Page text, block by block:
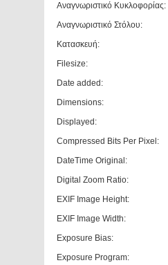
Αναγνωριστικό Κυκλοφορίας:
Αναγνωριστικό Στόλου:
Κατασκευή:
Filesize:
Date added:
Dimensions:
Displayed:
Compressed Bits Per Pixel:
DateTime Original:
Digital Zoom Ratio:
EXIF Image Height:
EXIF Image Width:
Exposure Bias:
Exposure Program: